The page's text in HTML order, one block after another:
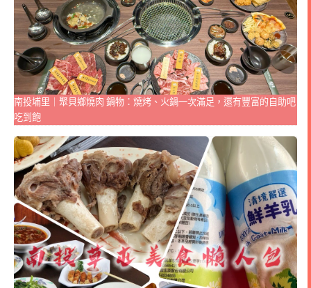
南投埔里｜聚貝鄉燒肉 鍋物：燒烤、火鍋一次滿足，還有豐富的自助吧
吃到飽